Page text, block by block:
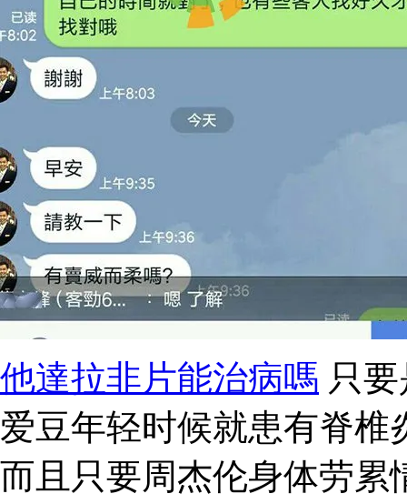
他達拉非片能治病嗎 只
爱豆年轻时候就患有脊
而且只要周杰伦身体劳累